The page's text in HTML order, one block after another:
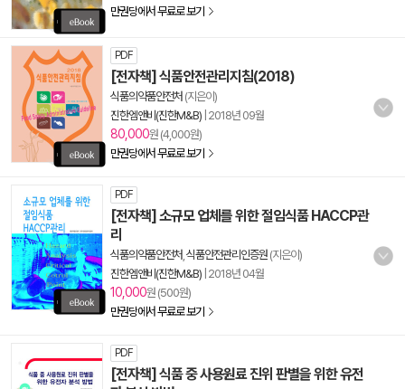
만권당에서 무료로 보기
PDF
[전자책] 식품안전관리지침(2018)
식품의약품안전처 (지은이)
진한엠앤비(진한M&B) 2018년 09월
80,000원 (4,000원)
만권당에서 무료로 보기
PDF
[전자책] 소규모 업체를 위한 절임식품 HACCP관
리
식품의약품안전처 식품안전관리인증원 (지은이)
진한엠앤비(진한M&B) 2018년 04월
10,000원 (500원)
만권당에서 무료로 보기
PDF
[전자책] 식품 중 사용원료 진위 판별을 위한 유전